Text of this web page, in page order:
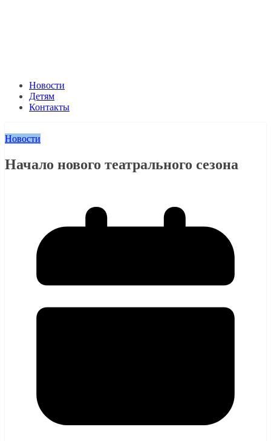
Новости
Детям
Контакты
Новости
Начало нового театрального сезона